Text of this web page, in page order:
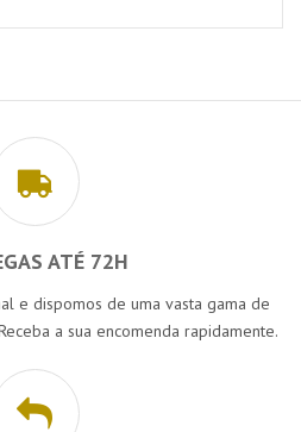
ATÉ 72H
e dispomos de uma vasta gama de
a sua encomenda rapidamente.